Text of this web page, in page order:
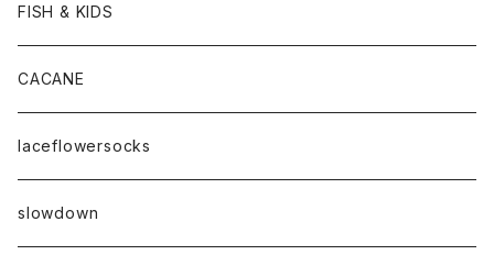
FISH & KIDS
CACANE
laceflowersocks
slowdown